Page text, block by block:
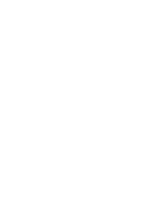
due Trial con
ragazzi affetti
questa
dal Registro
ai dati